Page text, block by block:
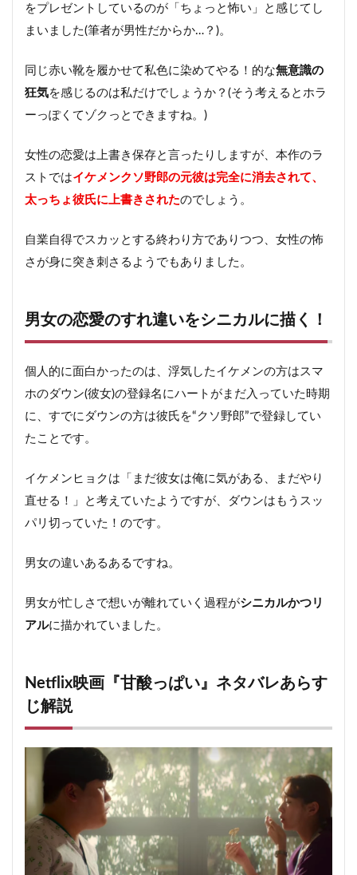
をプレゼントしているのが「ちょっと怖い」と感じてし
まいました(筆者が男性だからか…？)。
同じ赤い靴を履かせて私色に染めてやる！的な無意識の
狂気を感じるのは私だけでしょうか？(そう考えるとホラ
ーっぽくてゾクっとできますね。)
女性の恋愛は上書き保存と言ったりしますが、本作のラ
ストではイケメンクソ野郎の元彼は完全に消去されて、
太っちょ彼氏に上書きされたのでしょう。
自業自得でスカッとする終わり方でありつつ、女性の怖
さが身に突き刺さるようでもありました。
男女の恋愛のすれ違いをシニカルに描く！
個人的に面白かったのは、浮気したイケメンの方はスマ
ホのダウン(彼女)の登録名にハートがまだ入っていた時期
に、すでにダウンの方は彼氏を“クソ野郎”で登録してい
たことです。
イケメンヒョクは「まだ彼女は俺に気がある、まだやり
直せる！」と考えていたようですが、ダウンはもうスッ
パリ切っていた！のです。
男女の違いあるあるですね。
男女が忙しさで想いが離れていく過程がシニカルかつリ
アルに描かれていました。
Netflix映画『甘酸っぱい』ネタバレあらす
じ解説